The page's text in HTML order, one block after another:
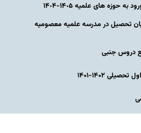
حوزه های علمیه ١۴٠۵-١۴٠۴
تحصیل در مدرسه علمیه معصومیه
دروس جنبی
۱۴۰۲-۱۴۰۱